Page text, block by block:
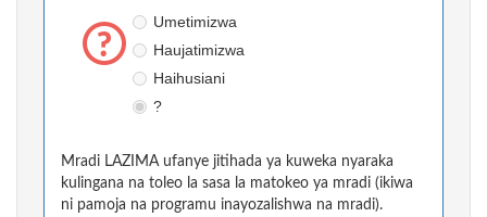
Umetimizwa
Haujatimizwa
Haihusiani
?
Mradi LAZIMA ufanye jitihada ya kuweka nyaraka
kulingana na toleo la sasa la matokeo ya mradi (ikiwa
ni pamoja na programu inayozalishwa na mradi).